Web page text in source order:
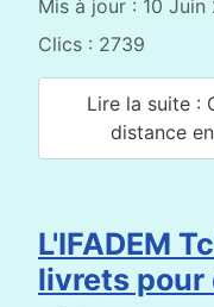
Mis à jour : 10 Juin
Clics : 2739
Lire la suite :
distance
L'IFADEM
livrets pour